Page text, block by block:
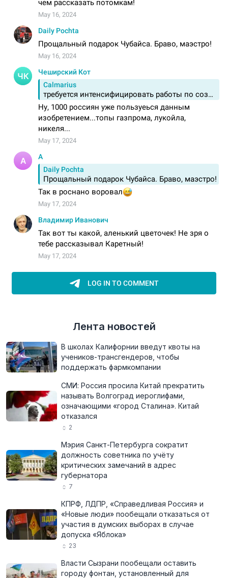
Лента новостей
В школах Калифорнии введут квоты на
учеников-трансгендеров, чтобы
поддержать фармкомпании
СМИ: Россия просила Китай прекратить
называть Волгоград иероглифами,
означающими «город Сталина». Китай
отказался
2
Мэрия Санкт-Петербурга сократит
должность советника по учёту
критических замечаний в адрес
губернатора
7
КПРФ, ЛДПР, «Справедливая Россия» и
«Новые люди» пообещали отказаться от
участия в думских выборах в случае
допуска «Яблока»
23
Власти Сызрани пообещали оставить
городу фонтан, установленный для